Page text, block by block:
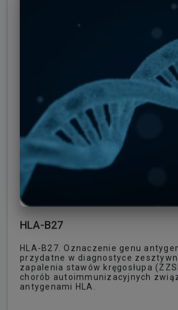
HLA-B27
HLA-B27. Oznaczenie genu
przydatne w diagnostyce
zapalenia stawów kręgosłupa
chorób autoimmunizacyjnych
antygenami HLA.